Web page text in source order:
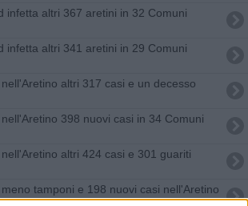
infetta altri 367 aretini in 32 Comuni
infetta altri 341 aretini in 29 Comuni
altri 317 casi e un decesso
398 nuovi casi in 34 Comuni
altri 424 casi e 301 guariti
tamponi e 198 nuovi casi nell'Aretino